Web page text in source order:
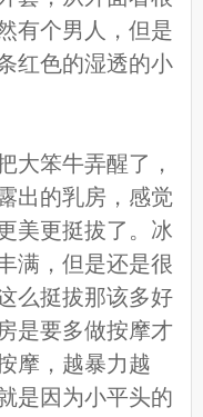
有个男人，但是
红色的湿透的小
大笨牛弄醒了，
出的乳房，感觉
美更挺拔了。冰
满，但是还是很
么挺拔那该多好
是要多做按摩才
摩，越暴力越
是因为小平头的